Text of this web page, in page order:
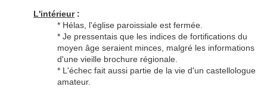
L'intérieur:
* Hélas, l'église paroissiale est fermée.
* Je pressentais que les indices de fortifications du
moyen âge seraient minces, malgré les informations
d'une vieille brochure régionale.
* L'échec fait aussi partie de la vie d'un castellologue
amateur.